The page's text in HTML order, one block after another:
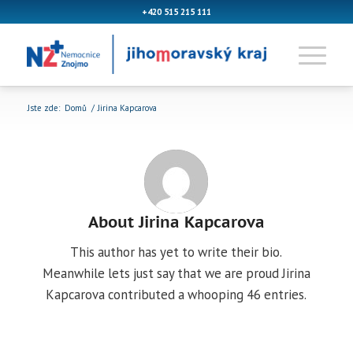
+420 515 215 111
Jste zde: Domů / Jirina Kapcarova
AboutJirina Kapcarova
This author has yet to write their bio.
Meanwhile lets just say that we are proudJirina
Kapcarovacontributed a whooping 46 entries.